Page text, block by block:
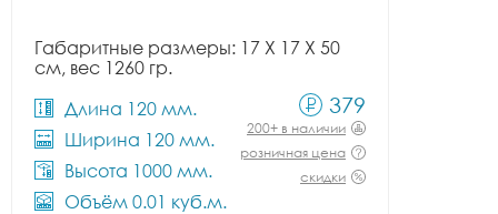
Габаритные размеры: 17 X 17 X 50
см, вес 1260 гр.
Длина 120 мм.
Ширина 120 мм.
Высота 1000 мм.
Объём 0.01 куб.м.
379
200+ в наличии
розничная цена
скидки